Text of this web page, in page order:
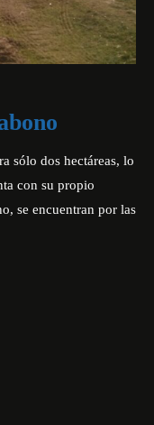
sólo dos hectáreas, lo
con su propio
se encuentran por las